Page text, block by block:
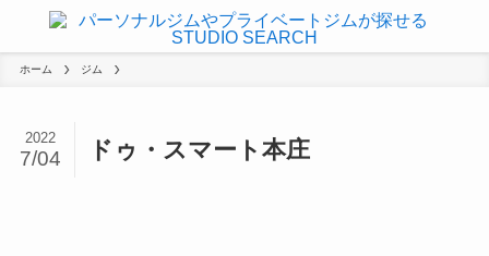
ホーム ジム
ドゥ・スマート本庄
2022
7/04